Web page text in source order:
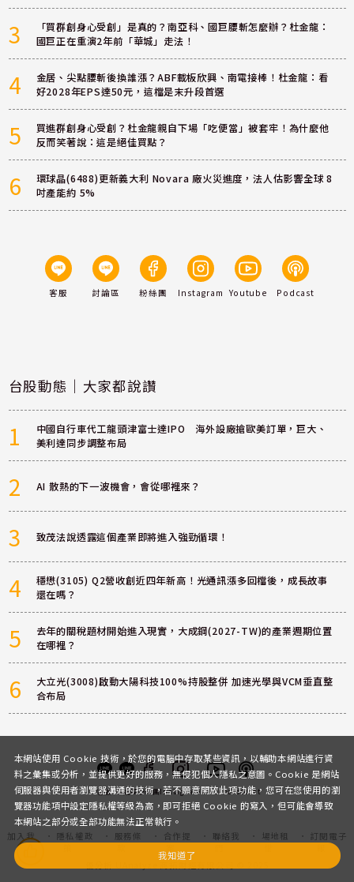
3
「買群創身心受創」是真的？南亞科、國巨腰斬怎麼辦？杜金龍：
國巨正在重演2年前「華城」走法！
4
金居、尖點腰斬後換誰漲？ABF載板欣興、南電接棒！杜金龍：看
好2028年EPS達50元，這檔是末升段首選
5
買進群創身心受創？杜金龍親自下場「吃便當」被套牢！為什麼他
反而笑著說：這是絕佳買點？
6
環球晶(6488)更新義大利 Novara 廠火災進度，法人估影響全球 8
吋產能約 5%
客服 討論區 粉絲團 Instagram Youtube Podcast
台股動態｜大家都說讚
1
中國自行車代工龍頭津富士達IPO 海外設廠搶歐美訂單，巨大、
美利達同步調整布局
2 AI 散熱的下一波機會，會從哪裡來？
3 致茂法說透露這個產業即將進入強勁循環！
4
穩懋(3105) Q2營收創近四年新高！光通訊漲多回檔後，成長故事
還在嗎？
5
去年的關稅題材開始進入現實，大成鋼(2027-TW)的產業週期位置
在哪裡？
6
大立光(3008)啟動大陽科技100%持股整併 加速光學與VCM垂直整
合布局
客服 討論區粉絲團InstagramYoutubePodcast
加入我
們
隱私權政
服務條
合作提
聯絡我
場地租
訂閱電子
本網站使用 Cookie 技術，於您的電腦中存取某些資訊，以輔助本網站進行資
料之彙集或分析，並提供更好的服務，無侵犯個人隱私之意圖。Cookie 是網站
伺服器與使用者瀏覽器溝通的技術，若不願意開放此項功能，您可在您使用的瀏
覽器功能項中設定隱私權等級為高，即可拒絕 Cookie 的寫入，但可能會導致
本網站之部分或全部功能無法正常執行。
我知道了